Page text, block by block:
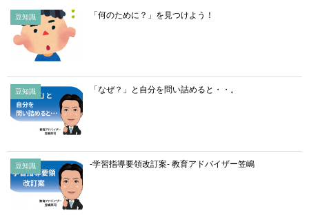
豆知識 「何のために？」を見つけよう！
豆知識 「なぜ？」と自分を問い詰めると・・。
豆知識 -学習指導要領改訂案- 教育アドバイザー笠嶋